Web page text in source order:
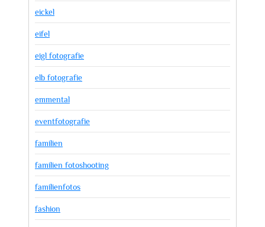
eickel
eifel
eigl fotografie
elb fotografie
emmental
eventfotografie
familien
familien fotoshooting
familienfotos
fashion